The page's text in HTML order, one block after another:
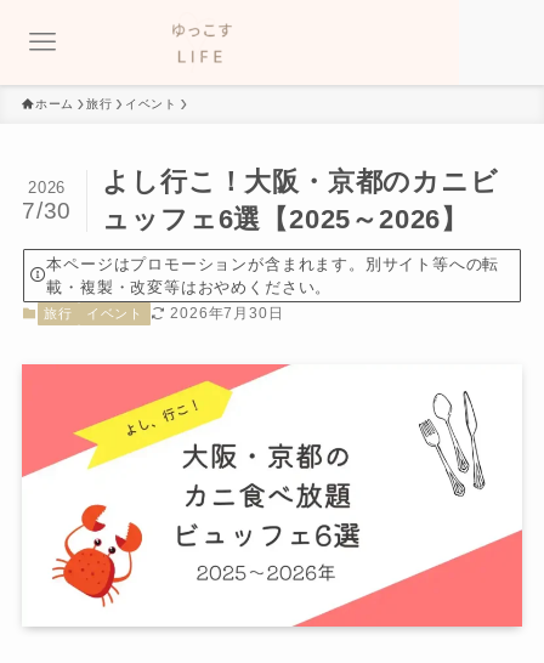
ホーム 旅行 イベント
よし行こ！大阪・京都のカニビ
ュッフェ6選【2025～2026】
2026
7/30
本ページはプロモーションが含まれます。別サイト等への転
載・複製・改変等はおやめください。
旅行 イベント 2026年7月30日